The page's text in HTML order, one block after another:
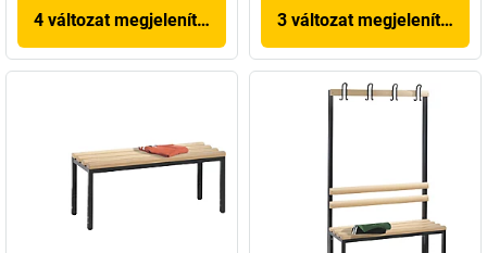
4 változat megjelenítése 3 változat megjelenítése